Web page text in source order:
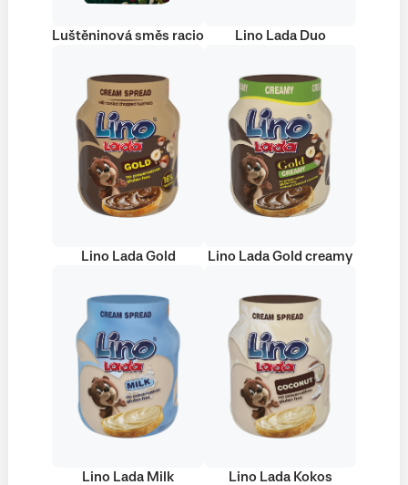
Luštěninová směs racio Lino Lada Duo
Lino Lada Gold Lino Lada Gold creamy
Lino Lada Milk Lino Lada Kokos